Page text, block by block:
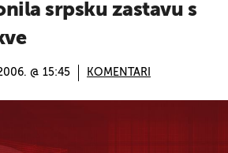
srpsku zastavu s
@ 15:45 KOMENTARI